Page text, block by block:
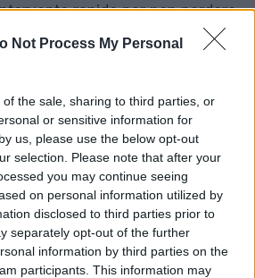
Not Process My Personal
the sale, sharing to third parties, or
or sensitive information for
us, please use the below opt-out
selection. Please note that after your
you may continue seeing
on personal information utilized by
disclosed to third parties prior to
separately opt-out of the further
information by third parties on the
participants. This information may
rapido per non perdere
altri mercati.
Cardinale
ha ritrovato una serie di
nel fondo parrocchiale di
di un approfondimento sulla
è collaboratrice storica che
e guide tematiche. Ha studi
e partecipa a letture pubbliche
veronesi.